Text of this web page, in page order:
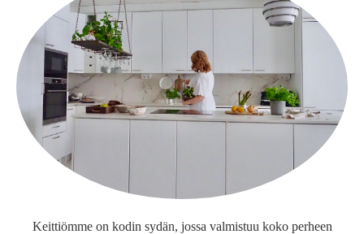
Keittiömme on kodin sydän, jossa valmistuu koko perheen